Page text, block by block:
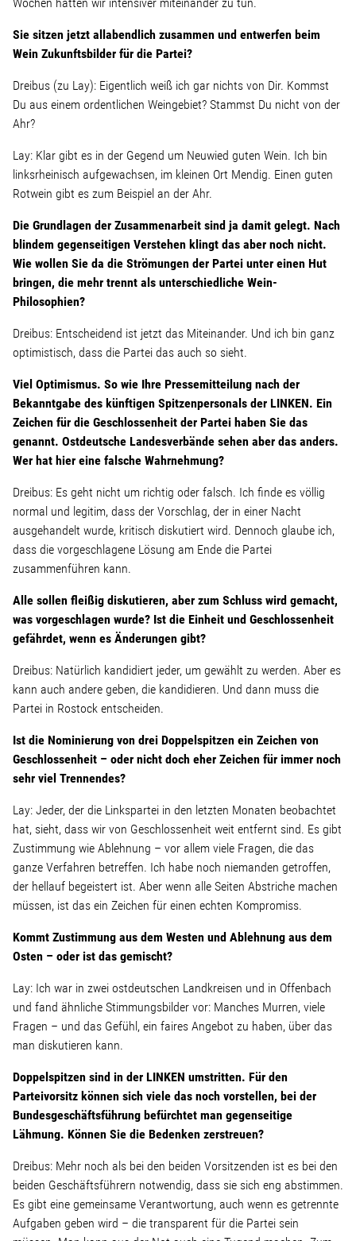
Mediathek
Über mich
Wohnopoly
Das Buch
Leseprobe
Pressestimmen
Sie sitzen jetzt allabendlich zusammen und entwerfen beim
Wein Zukunftsbilder für die Partei?
Dreibus (zu Lay): Eigentlich weiß ich gar nichts von Dir. Kommst
Du aus einem ordentlichen Weingebiet? Stammst Du nicht von der
Ahr?
Lay: Klar gibt es in der Gegend um Neuwied guten Wein. Ich bin
linksrheinisch aufgewachsen, im kleinen Ort Mendig. Einen guten
Rotwein gibt es zum Beispiel an der Ahr.
Die Grundlagen der Zusammenarbeit sind ja damit gelegt. Nach
blindem gegenseitigen Verstehen klingt das aber noch nicht.
Wie wollen Sie da die Strömungen der Partei unter einen Hut
bringen, die mehr trennt als unterschiedliche Wein-
Philosophien?
Dreibus: Entscheidend ist jetzt das Miteinander. Und ich bin ganz
optimistisch, dass die Partei das auch so sieht.
Viel Optimismus. So wie Ihre Pressemitteilung nach der
Bekanntgabe des künftigen Spitzenpersonals der LINKEN. Ein
Zeichen für die Geschlossenheit der Partei haben Sie das
genannt. Ostdeutsche Landesverbände sehen aber das anders.
Wer hat hier eine falsche Wahrnehmung?
Dreibus: Es geht nicht um richtig oder falsch. Ich finde es völlig
normal und legitim, dass der Vorschlag, der in einer Nacht
ausgehandelt wurde, kritisch diskutiert wird. Dennoch glaube ich,
dass die vorgeschlagene Lösung am Ende die Partei
zusammenführen kann.
Alle sollen fleißig diskutieren, aber zum Schluss wird gemacht,
was vorgeschlagen wurde? Ist die Einheit und Geschlossenheit
gefährdet, wenn es Änderungen gibt?
Dreibus: Natürlich kandidiert jeder, um gewählt zu werden. Aber es
kann auch andere geben, die kandidieren. Und dann muss die
Partei in Rostock entscheiden.
Ist die Nominierung von drei Doppelspitzen ein Zeichen von
Geschlossenheit – oder nicht doch eher Zeichen für immer noch
sehr viel Trennendes?
Lay: Jeder, der die Linkspartei in den letzten Monaten beobachtet
hat, sieht, dass wir von Geschlossenheit weit entfernt sind. Es gibt
Zustimmung wie Ablehnung – vor allem viele Fragen, die das
ganze Verfahren betreffen. Ich habe noch niemanden getroffen,
der hellauf begeistert ist. Aber wenn alle Seiten Abstriche machen
müssen, ist das ein Zeichen für einen echten Kompromiss.
Kommt Zustimmung aus dem Westen und Ablehnung aus dem
Osten – oder ist das gemischt?
Lay: Ich war in zwei ostdeutschen Landkreisen und in Offenbach
und fand ähnliche Stimmungsbilder vor: Manches Murren, viele
Fragen – und das Gefühl, ein faires Angebot zu haben, über das
man diskutieren kann.
Doppelspitzen sind in der LINKEN umstritten. Für den
Parteivorsitz können sich viele das noch vorstellen, bei der
Bundesgeschäftsführung befürchtet man gegenseitige
Lähmung. Können Sie die Bedenken zerstreuen?
Dreibus: Mehr noch als bei den beiden Vorsitzenden ist es bei den
beiden Geschäftsführern notwendig, dass sie sich eng abstimmen.
Es gibt eine gemeinsame Verantwortung, auch wenn es getrennte
Aufgaben geben wird – die transparent für die Partei sein